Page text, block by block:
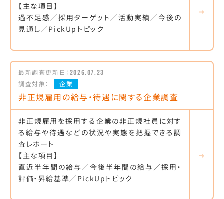
【主な項目】
過不足感／採用ターゲット／活動実績／今後の
見通し／PickUpトピック
最新調査更新日： 2026.07.23
調査対象：
企業
非正規雇用の給与・待遇に関する企業調査
非正規雇用を採用する企業の非正規社員に対す
る給与や待遇などの状況や実態を把握できる調
査レポート
【主な項目】
直近半年間の給与／今後半年間の給与／採用・
評価・昇給基準／PickUpトピック